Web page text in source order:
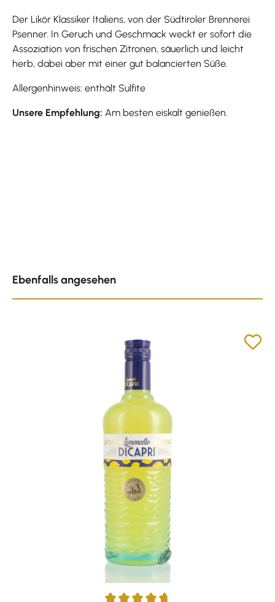
Der Likör Klassiker Italiens, von der Südtiroler Brennerei
Psenner. In Geruch und Geschmack weckt er sofort die
Assoziation von frischen Zitronen, säuerlich und leicht
herb, dabei aber mit einer gut balancierten Süße.
Allergenhinweis: enthält Sulfite
Unsere Empfehlung: Am besten eiskalt genießen.
Ebenfalls angesehen